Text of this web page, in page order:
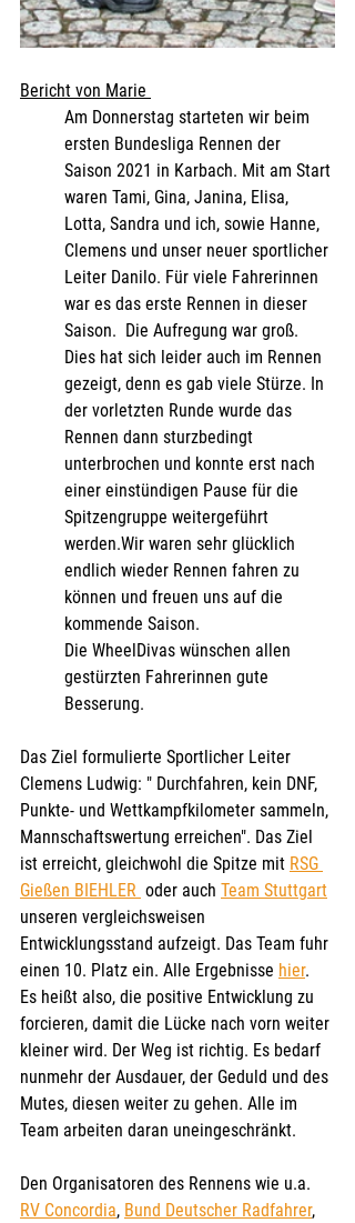
Bericht von Marie
Am Donnerstag starteten wir beim
ersten Bundesliga Rennen der
Saison 2021 in Karbach. Mit am Start
waren Tami, Gina, Janina, Elisa,
Lotta, Sandra und ich, sowie Hanne,
Clemens und unser neuer sportlicher
Leiter Danilo. Für viele Fahrerinnen
war es das erste Rennen in dieser
Saison.  Die Aufregung war groß.
Dies hat sich leider auch im Rennen
gezeigt, denn es gab viele Stürze. In
der vorletzten Runde wurde das
Rennen dann sturzbedingt
unterbrochen und konnte erst nach
einer einstündigen Pause für die
Spitzengruppe weitergeführt
werden.Wir waren sehr glücklich
endlich wieder Rennen fahren zu
können und freuen uns auf die
kommende Saison.
Die WheelDivas wünschen allen
gestürzten Fahrerinnen gute
Besserung.
Das Ziel formulierte Sportlicher Leiter
Clemens Ludwig: " Durchfahren, kein DNF,
Punkte- und Wettkampfkilometer sammeln,
Mannschaftswertung erreichen". Das Ziel
ist erreicht, gleichwohl die Spitze mit RSG
Gießen BIEHLER oder auch Team Stuttgart
unseren vergleichsweisen
Entwicklungsstand aufzeigt. Das Team fuhr
einen 10. Platz ein. Alle Ergebnisse hier.
Es heißt also, die positive Entwicklung zu
forcieren, damit die Lücke nach vorn weiter
kleiner wird. Der Weg ist richtig. Es bedarf
nunmehr der Ausdauer, der Geduld und des
Mutes, diesen weiter zu gehen. Alle im
Team arbeiten daran uneingeschränkt.
Den Organisatoren des Rennens wie u.a.
RV Concordia, Bund Deutscher Radfahrer,